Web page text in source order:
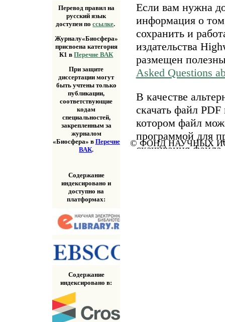
Перевод правил на
русский язык
доступен поссылке.
Журналу«Биосфера»
присвоена категория
К1 вПеречне ВАК
При защите
диссертации могут
быть учтены только
публикации,
соответствующие
кодам
специальностей,
закрепленным за
журналом
«Биосфера» в Перечне
ВАК.
Содержание
индексировано и
доступно на
платформах:
Содержание
индексировано в:
Если вам нужна
информация о
сохранить и
издательства
размещен
Asked Questions
В качестве
скачать файл
котором файл
программой для
скачивания
© ФОНД НАУЧНЫХ